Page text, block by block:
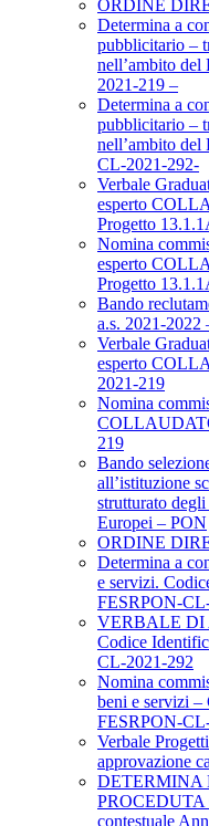
ORDINE
Determina a
pubblicitario –
nell’ambito
2021-219 –
Determina a
pubblicitario –
nell’ambito
CL-2021-292-
Verbale
esperto
Progetto
Nomina
esperto
Progetto
Bando
a.s. 2021-2022
Verbale
esperto
2021-219
Nomina
219
Bando
all’istituzione
strutturato
Europei – PON
ORDINE
Determina a
e servizi.
FESRPON-
VERBALE DI
Codice
CL-2021-292
Nomina
beni e servizi
FESRPON-
Verbale
approvazione
DETERMINA
PROCEDUTA
contestuale